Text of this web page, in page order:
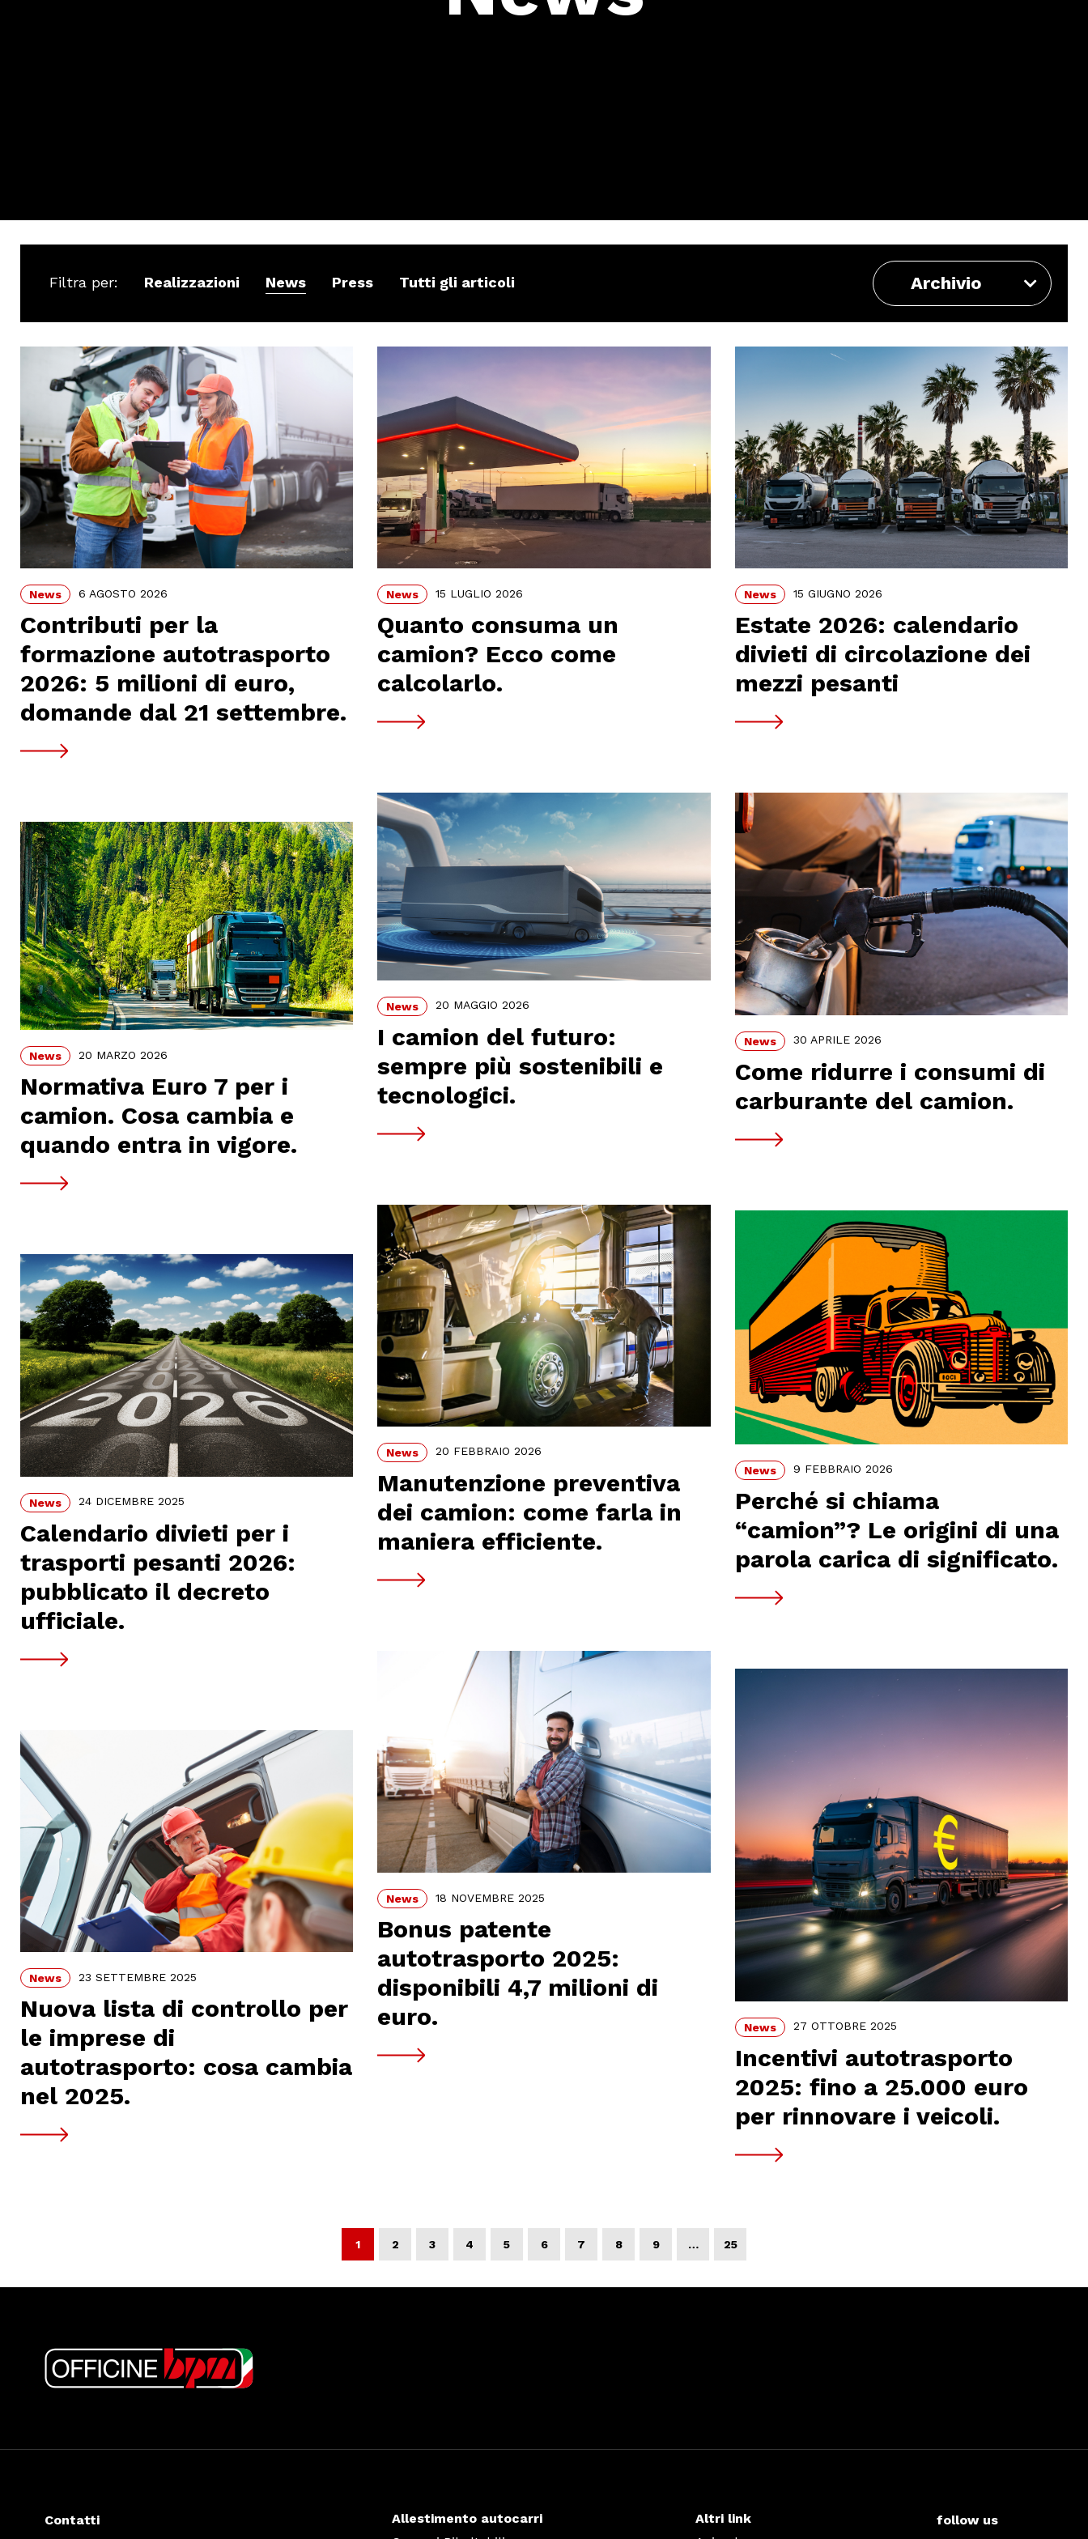
Filtra per: Realizzazioni News Press Tutti gli articoli Archivio
News 6 AGOSTO 2026
Contributi per la
formazione autotrasporto
2026: 5 milioni di euro,
domande dal 21 settembre.
News 15 LUGLIO 2026
Quanto consuma un
camion? Ecco come
calcolarlo.
News 15 GIUGNO 2026
Estate 2026: calendario
divieti di circolazione dei
mezzi pesanti
News 20 MAGGIO 2026
I camion del futuro:
sempre più sostenibili e
tecnologici.
News 30 APRILE 2026
Come ridurre i consumi di
carburante del camion.
News 20 MARZO 2026
Normativa Euro 7 per i
camion. Cosa cambia e
quando entra in vigore.
News 20 FEBBRAIO 2026
Manutenzione preventiva
dei camion: come farla in
maniera efficiente.
News 9 FEBBRAIO 2026
Perché si chiama
“camion”? Le origini di una
parola carica di significato.
News 24 DICEMBRE 2025
Calendario divieti per i
trasporti pesanti 2026:
pubblicato il decreto
ufficiale.
News 18 NOVEMBRE 2025
Bonus patente
autotrasporto 2025:
disponibili 4,7 milioni di
euro.
News 27 OTTOBRE 2025
Incentivi autotrasporto
2025: fino a 25.000 euro
per rinnovare i veicoli.
News 23 SETTEMBRE 2025
Nuova lista di controllo per
le imprese di
autotrasporto: cosa cambia
nel 2025.
1 2 3 4 5 6 7 8 9 … 25
Contatti
Allestimento autocarri
Altri link
follow us